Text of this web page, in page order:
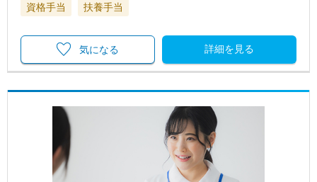
資格手当
扶養手当
詳細を見る
気になる